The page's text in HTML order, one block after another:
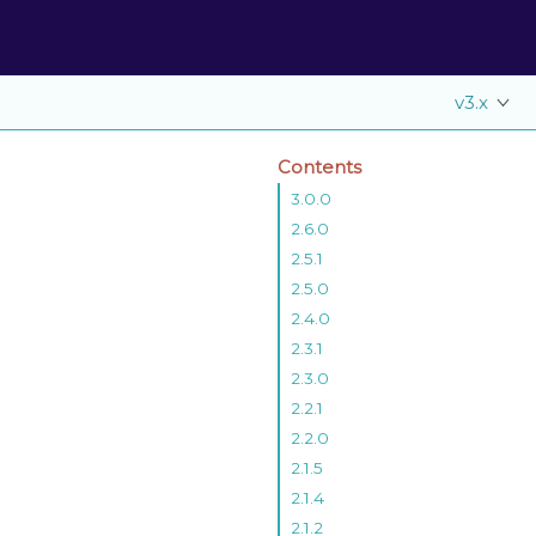
v3.x
Contents
3.0.0
2.6.0
2.5.1
2.5.0
2.4.0
2.3.1
2.3.0
2.2.1
2.2.0
2.1.5
2.1.4
2.1.2